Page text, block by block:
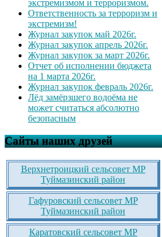
экстремизмом и терроризмом.
Ответственность за терроризм и
экстремизм!
Журнал закупок май 2026г.
Журнал закупок апрель 2026г.
Журнал закупок за март 2026г.
Отчет об исполнении бюджета
на 1 марта 2026г.
Журнал закупок февраль 2026г.
Лёд замёрзшего водоёма не
может считаться абсолютно
безопасным
Сайты наших друзей
Верхнетроицкий сельсовет МР
Туймазинский район
Гафуровский сельсовет МР
Туймазинский район
Каратовский сельсовет МР